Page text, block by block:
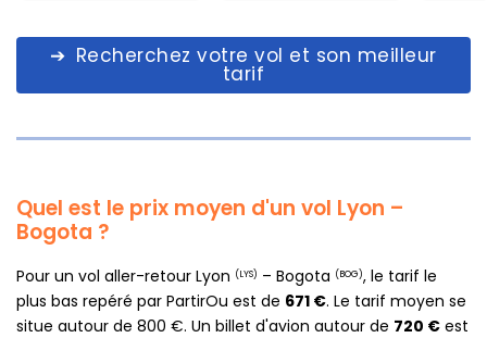
Recherchez votre vol et son meilleur
tarif
Quel est le prix moyen d'un vol Lyon –
Bogota ?
Pour un vol aller-retour Lyon (LYS) – Bogota (BOG), le tarif le
plus bas repéré par PartirOu est de 671 €. Le tarif moyen se
situe autour de 800 €. Un billet d'avion autour de 720 € est